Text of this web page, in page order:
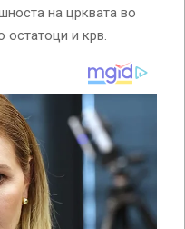
на црквата во
остатоци и крв.